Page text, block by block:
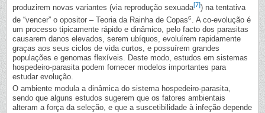
produzirem novas variantes (via reprodução sexuada[7]) na tentativa
de “vencer” o opositor – Teoria da Rainha de Copasc. A co-evolução é
um processo tipicamente rápido e dinâmico, pelo facto dos parasitas
causarem danos elevados, serem ubíquos, evoluírem rapidamente
graças aos seus ciclos de vida curtos, e possuírem grandes
populações e genomas flexíveis. Deste modo, estudos em sistemas
hospedeiro-parasita podem fornecer modelos importantes para
estudar evolução.
O ambiente modula a dinâmica do sistema hospedeiro-parasita,
sendo que alguns estudos sugerem que os fatores ambientais
alteram a força da seleção, e que a suscetibilidade à infeção depende